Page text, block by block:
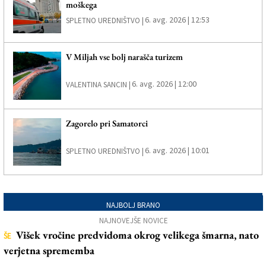
moškega
SPLETNO UREDNIŠTVO | 6. avg. 2026 | 12:53
V Miljah vse bolj narašča turizem
VALENTINA SANCIN | 6. avg. 2026 | 12:00
Zagorelo pri Samatorci
SPLETNO UREDNIŠTVO | 6. avg. 2026 | 10:01
NAJBOLJ BRANO
NAJNOVEJŠE NOVICE
ŠE Višek vročine predvidoma okrog velikega šmarna, nato
verjetna sprememba